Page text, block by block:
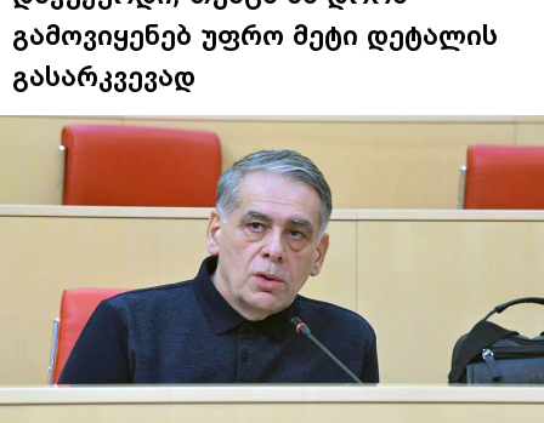
გამოვიყენებ უფრო მეტი დეტალის
გასარკვევად